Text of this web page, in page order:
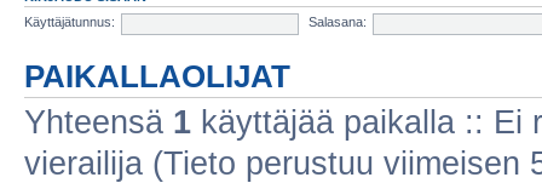
Käyttäjätunnus:
Salasana:
PAIKALLAOLIJAT
Yhteensä 1 käyttäjää paikalla :: Ei
vierailija (Tieto perustuu viimeisen